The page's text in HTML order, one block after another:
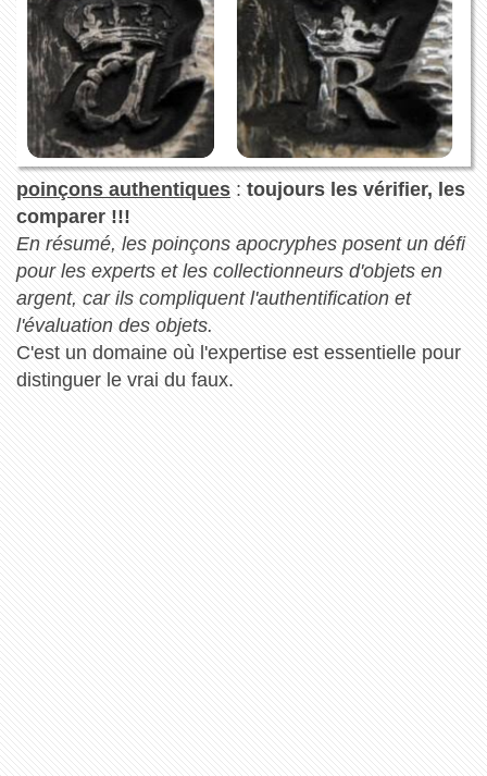
poinçons authentiques: toujours les vérifier, les
comparer !!!
En résumé, les poinçons apocryphes posent un défi
pour les experts et les collectionneurs d'objets en
argent, car ils compliquent l'authentification et
l'évaluation des objets.
C'est un domaine où l'expertise est essentielle pour
distinguer le vrai du faux.